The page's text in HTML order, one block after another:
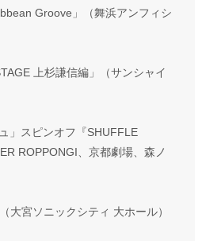
Groove」（舞浜アンフィシ
上杉謙信編」（サンシャイ
」スピンオフ『SHUFFLE
ROPPONGI、京都劇場、森ノ
大宮ソニックシティ 大ホール）